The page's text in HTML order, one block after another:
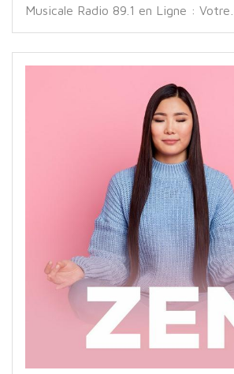
Musicale Radio 89.1 en Ligne : Votre…